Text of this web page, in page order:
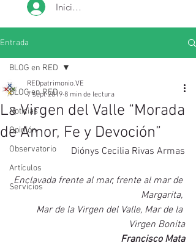
Iniciar sesión
Entrada
BLOG en RED
Noticias
Opinión
Observatorio
Artículos
Servicios
BLOG en RED
La Virgen del Valle “Morada
de Amor, Fe y Devoción”
REDpatrimonio.VE
7 sept 2019 8 min de lectura
Diónys Cecilia Rivas Armas
Enclavada frente al mar, frente al mar de
Margarita,
Mar de la Virgen del Valle, Mar de la
Virgen Bonita
Francisco Mata